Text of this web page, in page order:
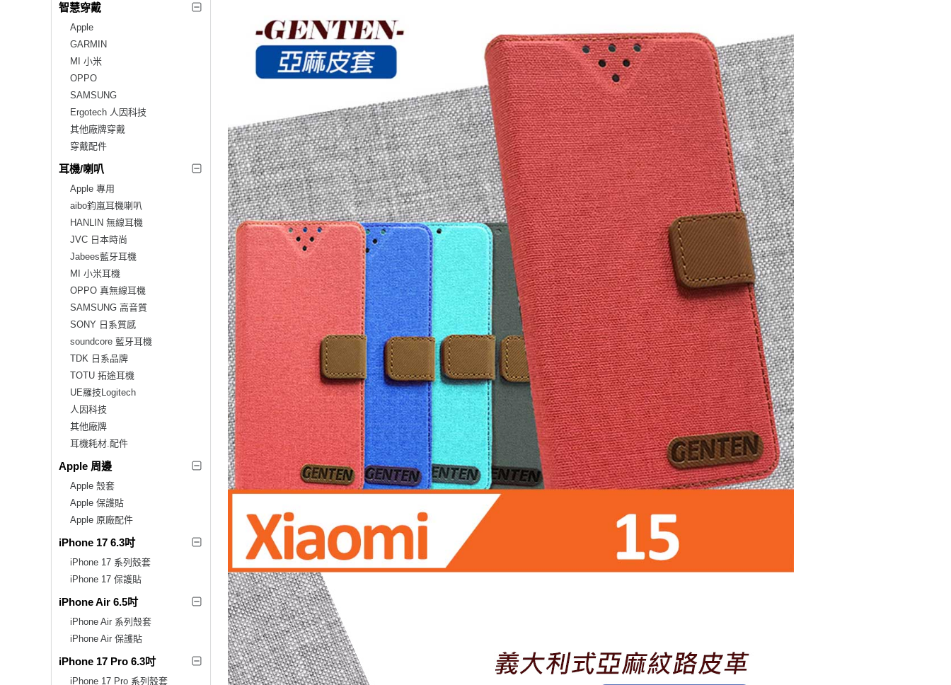
智慧穿戴
Apple
GARMIN
MI 小米
OPPO
SAMSUNG
Ergotech 人因科技
其他廠牌穿戴
穿戴配件
耳機/喇叭
Apple 專用
aibo鈞嵐耳機喇叭
HANLIN 無線耳機
JVC 日本時尚
Jabees藍牙耳機
MI 小米耳機
OPPO 真無線耳機
SAMSUNG 高音質
SONY 日系質感
soundcore 藍牙耳機
TDK 日系品牌
TOTU 拓途耳機
UE羅技Logitech
人因科技
其他廠牌
耳機耗材.配件
Apple 周邊
Apple 殼套
Apple 保護貼
Apple 原廠配件
iPhone 17 6.3吋
iPhone 17 系列殼套
iPhone 17 保護貼
iPhone Air 6.5吋
iPhone Air 系列殼套
iPhone Air 保護貼
iPhone 17 Pro 6.3吋
iPhone 17 Pro 系列殼套